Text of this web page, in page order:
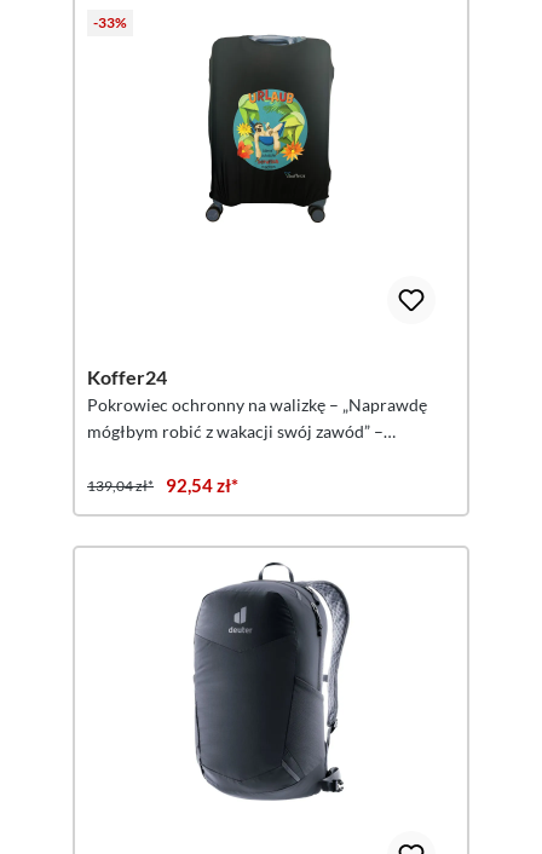
-33%
Koffer24
Pokrowiec ochronny na walizkę – „Naprawdę
mógłbym robić z wakacji swój zawód” –
139,04 zł* 92,54 zł*